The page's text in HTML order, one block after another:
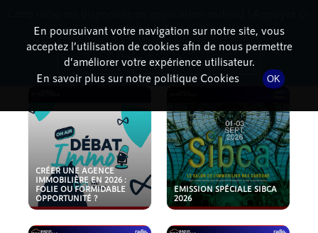
PODCASTS
CRÉER UNE AGENCE
IMMOBILIÈRE EN 2026 :
FOLIE OU FORMIDABLE
OPPORTUNITÉ ?
EMISSION SPÉCIALE SIBCA
2026
En poursuivant votre navigation sur notre site, vous
acceptez l’utilisation de cookies afin de nous permettre
d’améliorer votre expérience utilisateur.
En savoir plus sur notre politique Cookies
OK
dessous pour l'installer.
Non merci Télécharger l'application